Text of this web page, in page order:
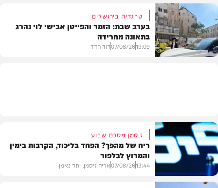
חדשות
טרגדיה בירושלים
בערב שבת: הזמר והפייטן אבישי לוי נהרג
בתאונה מחרידה
19:09
07/08/26דוד חדד
זיסמן מסכם שבוע
ריח של מהפך? הפחד בליכוד, הקרבות בימין
והמרוץ לבלפור
13:44
07/08/26אריה זיסמן, יתד נאמן